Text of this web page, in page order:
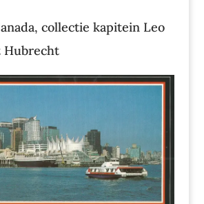
collectie kapitein Leo
Hubrecht